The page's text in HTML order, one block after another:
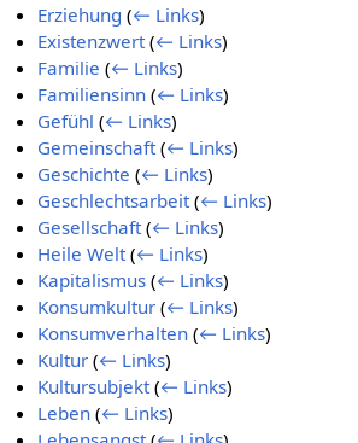
Erziehung (← Links)
Existenzwert (← Links)
Familie (← Links)
Familiensinn (← Links)
Gefühl (← Links)
Gemeinschaft (← Links)
Geschichte (← Links)
Geschlechtsarbeit (← Links)
Gesellschaft (← Links)
Heile Welt (← Links)
Kapitalismus (← Links)
Konsumkultur (← Links)
Konsumverhalten (← Links)
Kultur (← Links)
Kultursubjekt (← Links)
Leben (← Links)